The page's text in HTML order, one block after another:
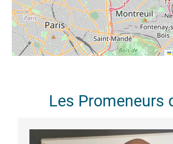
Les Promeneurs